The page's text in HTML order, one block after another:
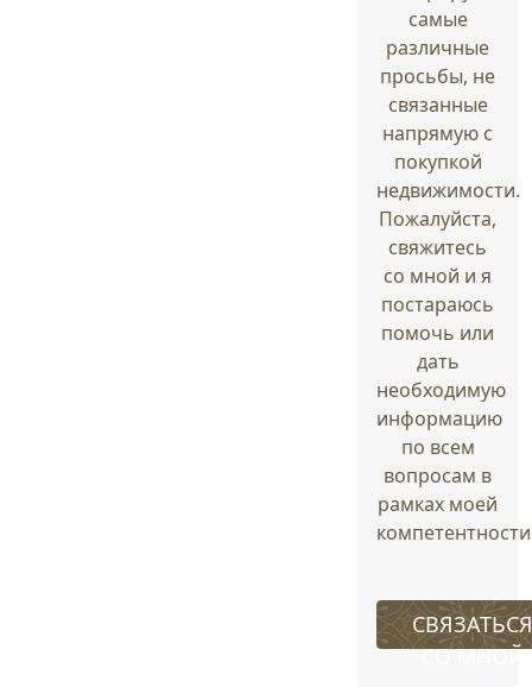
самые
различные
просьбы, не
связанные
напрямую с
покупкой
недвижимости.
Пожалуйста,
свяжитесь
со мной и я
постараюсь
помочь или
дать
необходимую
информацию
по всем
вопросам в
рамках моей
СО МНОЙ